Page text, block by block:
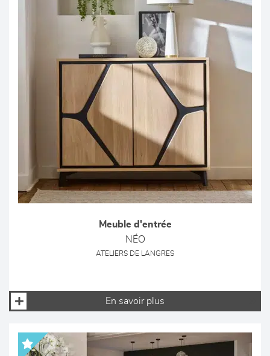
Meuble d'entrée
NÉO
ATELIERS DE LANGRES
En savoir plus